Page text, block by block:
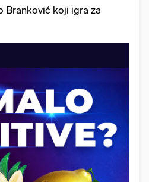
Branković koji igra za